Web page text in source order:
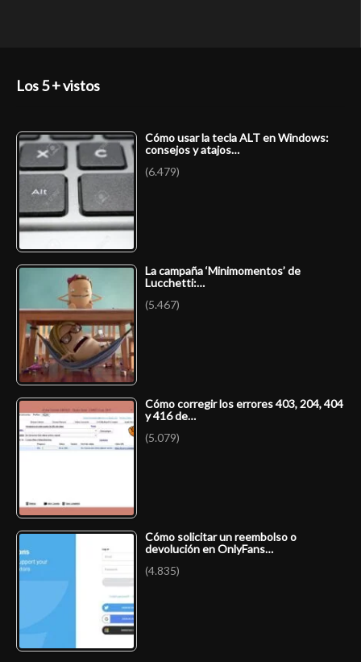
Los 5 + vistos
Cómo usar la tecla ALT en Windows:
consejos y atajos…
(6.479)
La campaña ‘Minimomentos’ de
Lucchetti:…
(5.467)
Cómo corregir los errores 403, 204, 404
y 416 de…
(5.079)
Cómo solicitar un reembolso o
devolución en OnlyFans…
(4.835)